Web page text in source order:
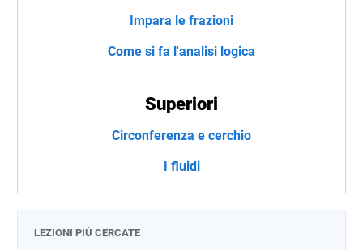
Impara le frazioni
Come si fa l'analisi logica
Superiori
Circonferenza e cerchio
I fluidi
LEZIONI PIÙ CERCATE